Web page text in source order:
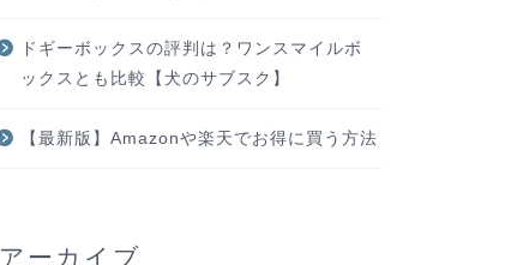
ドギーボックスの評判は？ワンスマイルボ
ックスとも比較【犬のサブスク】
【最新版】Amazonや楽天でお得に買う方法
アーカイブ